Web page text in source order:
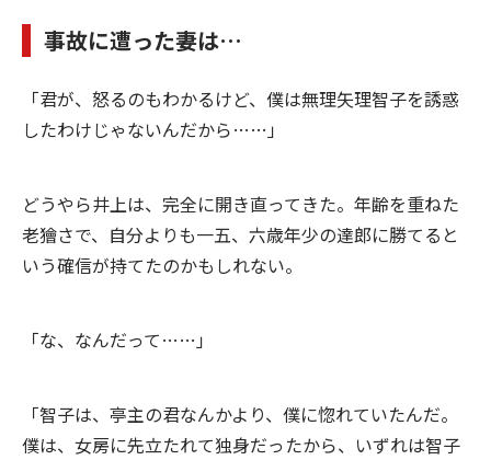
事故に遭った妻は…
「君が、怒るのもわかるけど、僕は無理矢理智子を誘惑
したわけじゃないんだから……」
どうやら井上は、完全に開き直ってきた。年齢を重ねた
老獪さで、自分よりも一五、六歳年少の達郎に勝てると
いう確信が持てたのかもしれない。
「な、なんだって……」
「智子は、亭主の君なんかより、僕に惚れていたんだ。
僕は、女房に先立たれて独身だったから、いずれは智子